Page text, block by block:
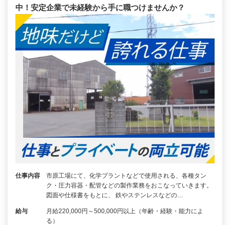
中！安定企業で未経験から手に職つけませんか？
仕事内容
市原工場にて、化学プラントなどで使用される、各種タン
ク・圧力容器・配管などの製作業務をおこなっていきます。
図面や仕様書をもとに、 鉄やステンレスなどの…
給与
月給220,000円～500,000円以上（年齢・経験・能力によ
る）